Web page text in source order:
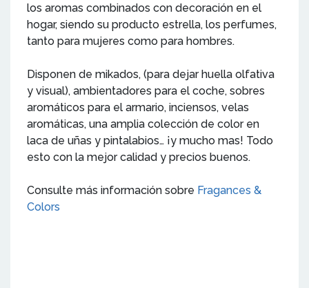
los aromas combinados con decoración en el
hogar, siendo su producto estrella, los perfumes,
tanto para mujeres como para hombres.
Disponen de mikados, (para dejar huella olfativa
y visual), ambientadores para el coche, sobres
aromáticos para el armario, inciensos, velas
aromáticas, una amplia colección de color en
laca de uñas y pintalabios… ¡y mucho mas! Todo
esto con la mejor calidad y precios buenos.
Consulte más información sobre Fragances &
Colors